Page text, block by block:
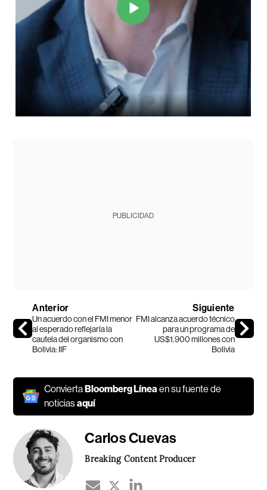
PUBLICIDAD
Anterior
Un acuerdo con el FMI menor
al esperado reflejaría la
cautela del organismo con
Bolivia: IIF
Siguiente
FMI alcanza acuerdo técnico
para un programa de
US$1.900 millones con
Bolivia
ConviertaBloomberg Línea en su fuente de
noticiasaquí
Carlos Cuevas
Breaking Content Producer